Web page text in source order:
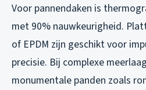
Voor pannendaken is
met 90% nauwkeurigheid.
of EPDM zijn geschikt voor
precisie. Bij complexe
monumentale panden zoals